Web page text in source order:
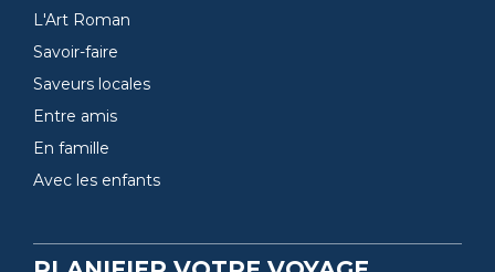
L'Art Roman
Savoir-faire
Saveurs locales
Entre amis
En famille
Avec les enfants